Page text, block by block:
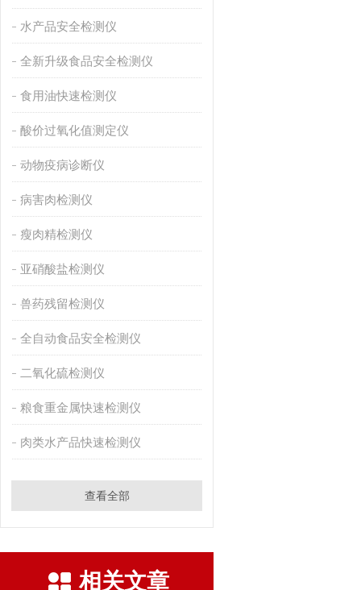
水产品安全检测仪
全新升级食品安全检测仪
食用油快速检测仪
酸价过氧化值测定仪
动物疫病诊断仪
病害肉检测仪
瘦肉精检测仪
亚硝酸盐检测仪
兽药残留检测仪
全自动食品安全检测仪
二氧化硫检测仪
粮食重金属快速检测仪
肉类水产品快速检测仪
查看全部
相关文章